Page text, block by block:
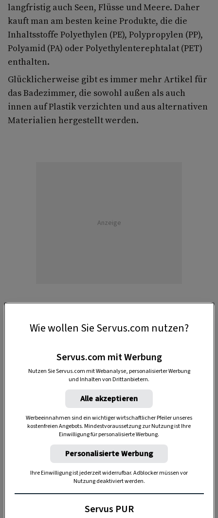
langfristig auch Seen, Flüsse und Meere. Daher
kauft man am besten keine Produkte, die die
Inhaltsstoffe Polyethylen (PE), Polypropylen (PP),
Polyamid (PA) oder Polyethylenterephtalat (PET)
enthalten.
Glücklicherweise gibt es immer mehr Artikel für
das Badezimmer, die sowohl außen als auch
innen auf Plastik verzichten und aus alternativen
Materialien hergestellt werden.
Anzeige
Übrigens:Sie müssen nicht gleich alles
nach und nach ein Produkt ersetzen, um dem
plastikfreien Bad Stück für Stück näher zu
1. Mundhygiene
2. Hautpflege
3. Haarpflege
4. Handtücher & Co
Wie wollen Sie Servus.com nutzen?
Servus.com mit Werbung
Nutzen Sie Servus.com mit Webanalyse, personalisierter Werbung
und Inhalten von Drittanbietern.
Alle akzeptieren
Werbeeinnahmen sind ein wichtiger wirtschaftlicher Pfeiler unseres
kostenfreien Angebots. Mindestvoraussetzung zur Nutzung ist Ihre
Einwilligung für personalisierte Werbung.
Personalisierte Werbung
Ihre Einwilligung ist jederzeit widerrufbar. Adblocker müssen vor
Nutzung deaktiviert werden.
Servus PUR